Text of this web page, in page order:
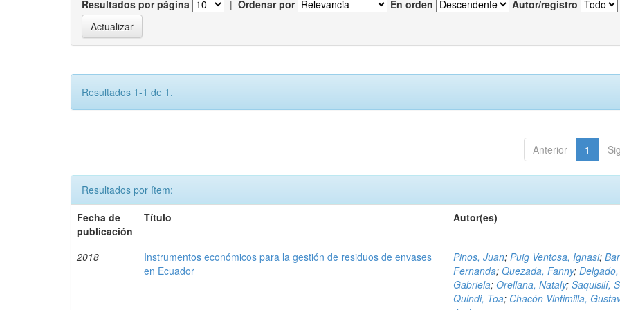
Resultados por página | Ordenar por En orden Autor/registro
Resultados 1-1 de 1.
Anterior 1
Resultados por ítem:
Fecha de
publicación
Título Autor(es)
2018
Instrumentos económicos para la gestión de residuos de envases
en Ecuador
Pinos, Juan;Puig Ventosa, Ignasi;
Fernanda;Quezada, Fanny;Delgado,
Gabriela;Orellana, Nataly;Saquisilí,
Quindi, Toa; Chacón Vintimilla,